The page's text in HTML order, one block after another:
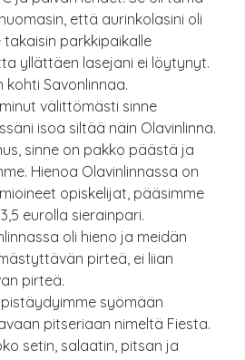
että aurinkolasini oli
takaisin parkkipaikalle
yllättäen lasejani ei löytynyt.
kohti Savonlinnaa.
välittömästi sinne
isoa siltää näin Olavinlinna.
sinne on pakko päästä ja
Hienoa Olavinlinnassa on
opiskelijat, pääsimme
eurolla sierainpari.
oli hieno ja meidän
pirteä, ei liian
pirteä.
syömään
pitseriaan nimeltä Fiesta.
setin, salaatin, pitsan ja